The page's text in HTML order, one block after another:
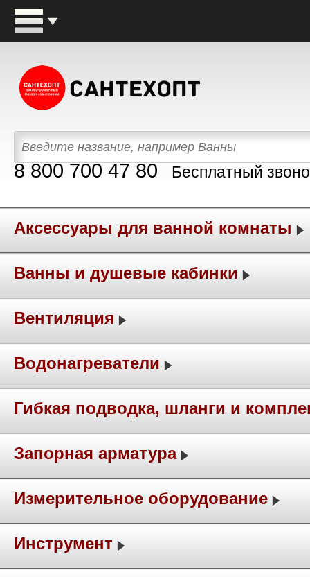
8 800 700 47 80 Бесплатный
Аксессуары для ванной комнаты
Ванны и душевые кабинки
Вентиляция
Водонагреватели
Гибкая подводка, шланги и
Запорная арматура
Измерительное оборудование
Инструмент